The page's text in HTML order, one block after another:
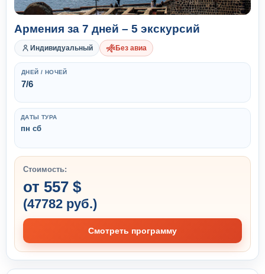
Армения за 7 дней – 5 экскурсий
Индивидуальный Без авиа
ДНЕЙ / НОЧЕЙ
7/6
ДАТЫ ТУРА
пн сб
Стоимость:
от 557 $
(47782 руб.)
Смотреть программу